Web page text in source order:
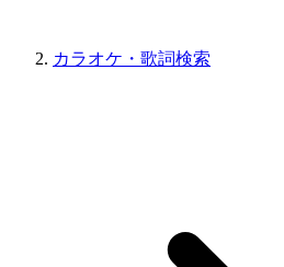
カラオケ・歌詞検索